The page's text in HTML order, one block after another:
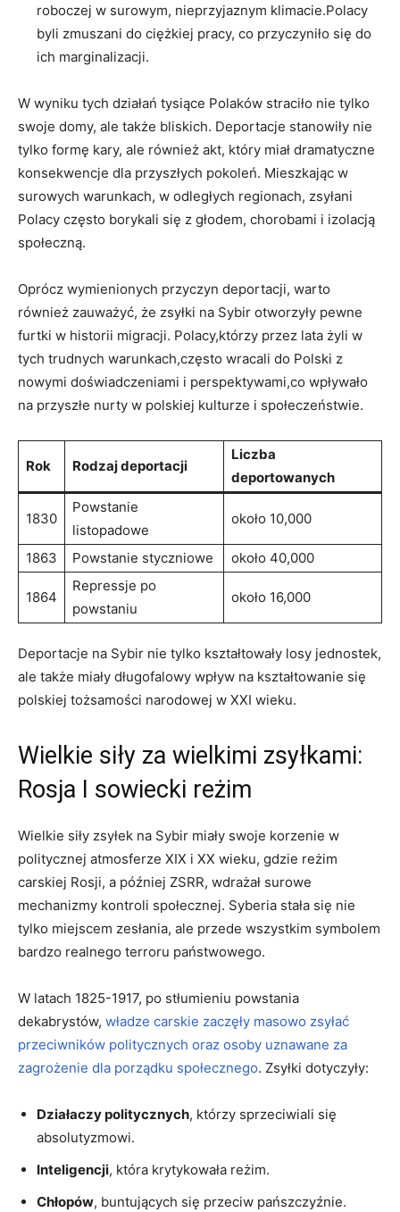
roboczej w surowym, nieprzyjaznym ‌klimacie.Polacy
byli zmuszani do ciężkiej pracy, co przyczyniło się​ do
ich⁤ marginalizacji.
W​ wyniku tych działań tysiące‍ Polaków straciło‍ nie tylko
swoje domy, ale także bliskich. Deportacje stanowiły nie
tylko formę ⁣kary, ale również ⁣akt, który miał⁢ dramatyczne​
konsekwencje dla przyszłych pokoleń.⁤ Mieszkając w
surowych warunkach, w odległych regionach, zsyłani
Polacy często borykali się z głodem, chorobami i izolacją
społeczną.
Oprócz wymienionych przyczyn deportacji, ⁣warto⁤
również zauważyć, że zsyłki na Sybir otworzyły pewne
furtki w historii migracji.⁤ Polacy,którzy przez lata żyli‌ w
tych‌ trudnych ⁣warunkach,często ‌wracali ⁤do Polski z
nowymi doświadczeniami i⁣ perspektywami,co wpływało
na przyszłe nurty w polskiej kulturze i społeczeństwie.
Rok Rodzaj deportacji
Liczba ​
deportowanych
1830
Powstanie
‌listopadowe
około 10,000
1863 Powstanie ‍styczniowe około 40,000
1864
Repressje po
powstaniu
około ​16,000
Deportacje na Sybir nie tylko kształtowały losy jednostek,
⁣ale także miały długofalowy wpływ na kształtowanie⁤ się
polskiej ⁣tożsamości narodowej⁢ w XXI⁢ wieku.
Wielkie⁤ siły‌ za ⁢wielkimi zsyłkami:
⁢Rosja I sowiecki reżim
Wielkie siły zsyłek na Sybir ⁣miały swoje korzenie ⁣w
politycznej atmosferze XIX‌ i XX⁤ wieku, gdzie reżim
carskiej‍ Rosji, a‌ później ZSRR, ⁤wdrażał surowe
mechanizmy kontroli społecznej. Syberia stała się nie
tylko miejscem zesłania, ale przede‌ wszystkim symbolem
⁢bardzo ⁤realnego⁢ terroru państwowego.
W latach 1825-1917, ⁢po stłumieniu ‍powstania
dekabrystów, ⁢ władze carskie zaczęły ‌masowo zsyłać
przeciwników politycznych oraz osoby uznawane⁢ za
zagrożenie dla ‍porządku społecznego. Zsyłki dotyczyły:
Działaczy⁣ politycznych, ‌którzy sprzeciwiali‍ się
absolutyzmowi.
Inteligencji, która krytykowała reżim.
Chłopów, buntujących się przeciw‍ pańszczyźnie.